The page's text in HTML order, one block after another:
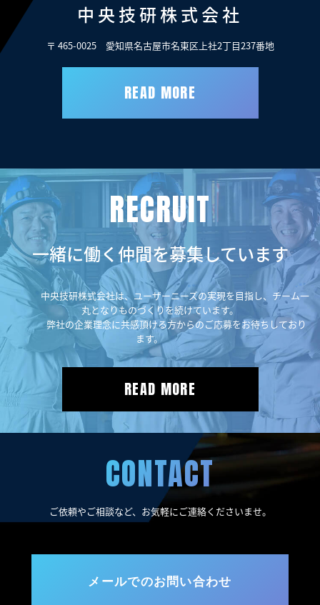
中央技研株式会社
〒 465-0025 愛知県名古屋市名東区上社2丁目237番地
READ MORE
RECRUIT
一緒に働く仲間を募集しています
中央技研株式会社は、ユーザーニーズの実現を目指し、チーム一
丸となりものづくりを続けています。
弊社の企業理念に共感頂ける方からのご応募をお待ちしており
ます。
READ MORE
CONTACT
ご依頼やご相談など、お気軽にご連絡くださいませ。
メールでのお問い合わせ